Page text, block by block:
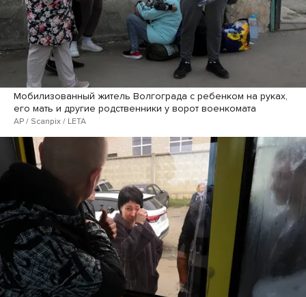
Мобилизованный житель Волгограда с ребенком на руках,
его мать и другие родственники у ворот военкомата
AP / Scanpix / LETA